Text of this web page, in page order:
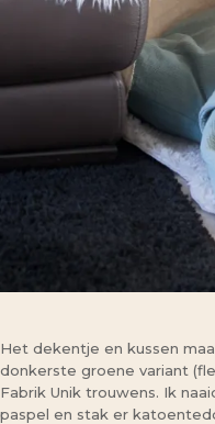
Het dekentje en kussen
donkerste groene variant
Fabrik Unik trouwens. Ik
paspel en stak er